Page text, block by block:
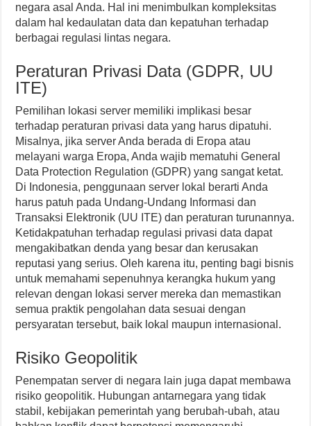
negara asal Anda. Hal ini menimbulkan kompleksitas
dalam hal kedaulatan data dan kepatuhan terhadap
berbagai regulasi lintas negara.
Peraturan Privasi Data (GDPR, UU
ITE)
Pemilihan lokasi server memiliki implikasi besar
terhadap peraturan privasi data yang harus dipatuhi.
Misalnya, jika server Anda berada di Eropa atau
melayani warga Eropa, Anda wajib mematuhi General
Data Protection Regulation (GDPR) yang sangat ketat.
Di Indonesia, penggunaan server lokal berarti Anda
harus patuh pada Undang-Undang Informasi dan
Transaksi Elektronik (UU ITE) dan peraturan turunannya.
Ketidakpatuhan terhadap regulasi privasi data dapat
mengakibatkan denda yang besar dan kerusakan
reputasi yang serius. Oleh karena itu, penting bagi bisnis
untuk memahami sepenuhnya kerangka hukum yang
relevan dengan lokasi server mereka dan memastikan
semua praktik pengolahan data sesuai dengan
persyaratan tersebut, baik lokal maupun internasional.
Risiko Geopolitik
Penempatan server di negara lain juga dapat membawa
risiko geopolitik. Hubungan antarnegara yang tidak
stabil, kebijakan pemerintah yang berubah-ubah, atau